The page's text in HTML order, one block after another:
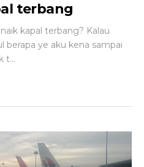
terbang
kapal terbang? Kalau
berapa ye aku kena sampai
t...